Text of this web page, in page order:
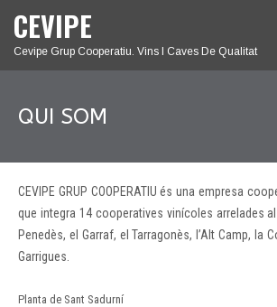
CEVIPE
Cevipe Grup Cooperatiu. Vins I Caves De Qualitat
QUI SOM
CEVIPE GRUP COOPERATIU és una empresa
que integra 14 cooperatives vinícoles arrelades
Penedès, el Garraf, el Tarragonès, l’Alt Camp, la
Garrigues.
Planta de Sant Sadurní